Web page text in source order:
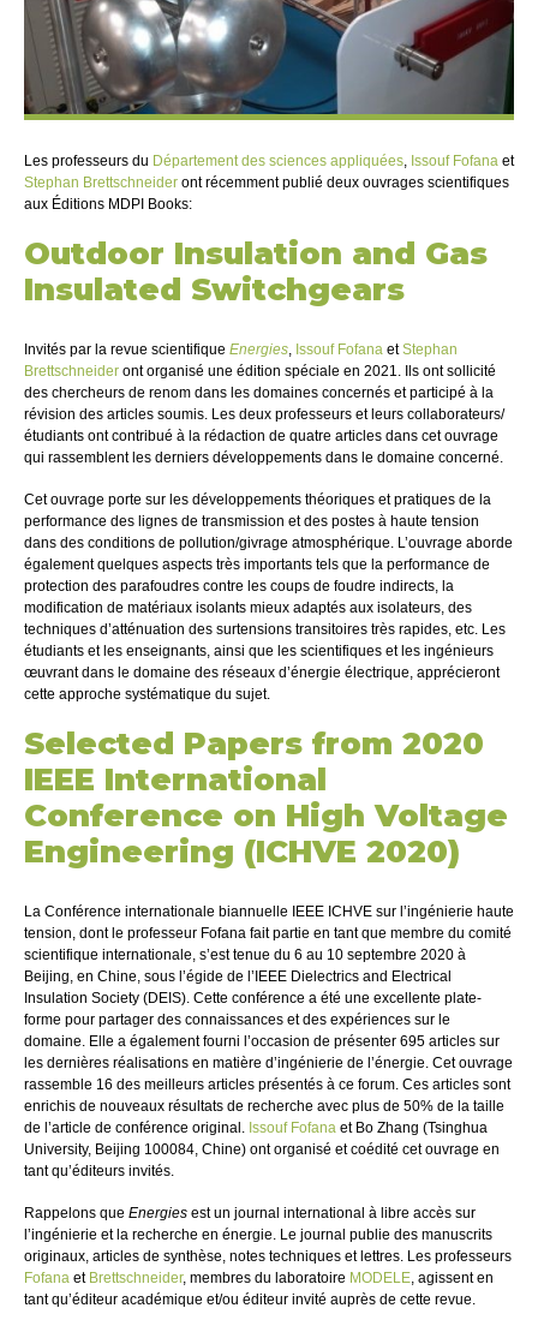
Les professeurs du Département des sciences appliquées, Issouf Fofana et
Stephan Brettschneider ont récemment publié deux ouvrages scientifiques
aux Éditions MDPI Books:
Outdoor Insulation and Gas
Insulated Switchgears
Invités par la revue scientifique Energies, Issouf Fofana etStephan
Brettschneider ont organisé une édition spéciale en 2021. Ils ont sollicité
des chercheurs de renom dans les domaines concernés et participé à la
révision des articles soumis. Les deux professeurs et leurs collaborateurs/
étudiants ont contribué à la rédaction de quatre articles dans cet ouvrage
qui rassemblent les derniers développements dans le domaine concerné.
Cet ouvrage porte sur les développements théoriques et pratiques de la
performance des lignes de transmission et des postes à haute tension
dans des conditions de pollution/givrage atmosphérique. L’ouvrage aborde
également quelques aspects très importants tels que la performance de
protection des parafoudres contre les coups de foudre indirects, la
modification de matériaux isolants mieux adaptés aux isolateurs, des
techniques d’atténuation des surtensions transitoires très rapides, etc. Les
étudiants et les enseignants, ainsi que les scientifiques et les ingénieurs
œuvrant dans le domaine des réseaux d’énergie électrique, apprécieront
cette approche systématique du sujet.
Selected Papers from 2020
IEEE International
Conference on High Voltage
Engineering (ICHVE 2020)
La Conférence internationale biannuelle IEEE ICHVE sur l’ingénierie haute
tension, dont le professeur Fofana fait partie en tant que membre du comité
scientifique internationale, s’est tenue du 6 au 10 septembre 2020 à
Beijing, en Chine, sous l’égide de l’IEEE Dielectrics and Electrical
Insulation Society (DEIS). Cette conférence a été une excellente plate-
forme pour partager des connaissances et des expériences sur le
domaine. Elle a également fourni l’occasion de présenter 695 articles sur
les dernières réalisations en matière d’ingénierie de l’énergie. Cet ouvrage
rassemble 16 des meilleurs articles présentés à ce forum. Ces articles sont
enrichis de nouveaux résultats de recherche avec plus de 50% de la taille
de l’article de conférence original. Issouf Fofana et Bo Zhang (Tsinghua
University, Beijing 100084, Chine) ont organisé et coédité cet ouvrage en
tant qu’éditeurs invités.
Rappelons que Energies est un journal international à libre accès sur
l’ingénierie et la recherche en énergie. Le journal publie des manuscrits
originaux, articles de synthèse, notes techniques et lettres. Les professeurs
Fofana et Brettschneider, membres du laboratoire MODELE, agissent en
tant qu’éditeur académique et/ou éditeur invité auprès de cette revue.